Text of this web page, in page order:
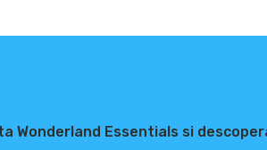
Wonderland Essentials si